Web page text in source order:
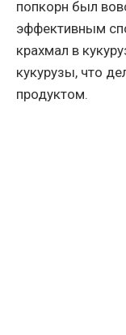
попкорн был
эффективным
крахмал в
кукурузы, что
продуктом.